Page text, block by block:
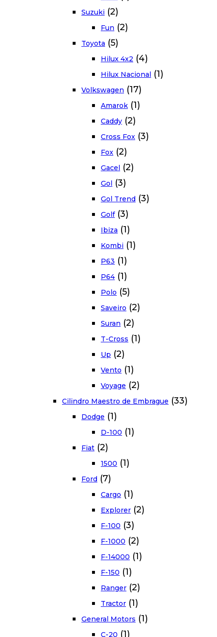
Suzuki (2)
Fun (2)
Toyota (5)
Hilux 4x2 (4)
Hilux Nacional (1)
Volkswagen (17)
Amarok (1)
Caddy (2)
Cross Fox (3)
Fox (2)
Gacel (2)
Gol (3)
Gol Trend (3)
Golf (3)
Ibiza (1)
Kombi (1)
P63 (1)
P64 (1)
Polo (5)
Saveiro (2)
Suran (2)
T-Cross (1)
Up (2)
Vento (1)
Voyage (2)
Cilindro Maestro de Embrague (33)
Dodge (1)
D-100 (1)
Fiat (2)
1500 (1)
Ford (7)
Cargo (1)
Explorer (2)
F-100 (3)
F-1000 (2)
F-14000 (1)
F-150 (1)
Ranger (2)
Tractor (1)
General Motors (1)
C-20 (1)